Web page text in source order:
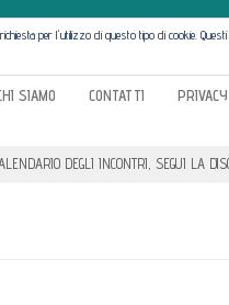
SIAMO CONTATTI
DEGLI INCONTRI, SEGUI LA
per l'utilizzo di questo tipo di cookie.